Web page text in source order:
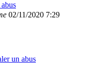
02/11/2020 7:29
un abus